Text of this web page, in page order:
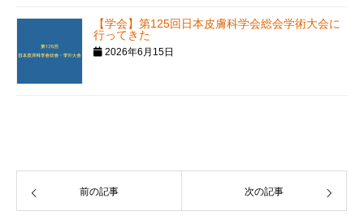
【学会】第125回日本皮膚科学会総会学術大会に
行ってきた
2026年6月15日
前の記事 次の記事